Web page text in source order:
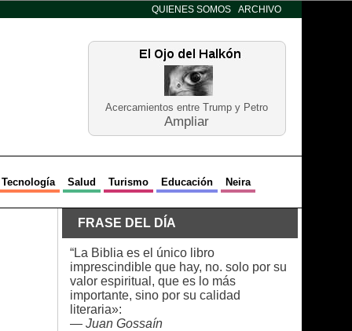
QUIENES SOMOS ARCHIVO
Acercamientos entre Trump y Petro
Ampliar
Tecnología Salud Turismo Educación Neira
FRASE DEL DÍA
“La Biblia es el único libro
imprescindible que hay, no. solo por su
valor espiritual, que es lo más
importante, sino por su calidad
literaria»:
— Juan Gossaín